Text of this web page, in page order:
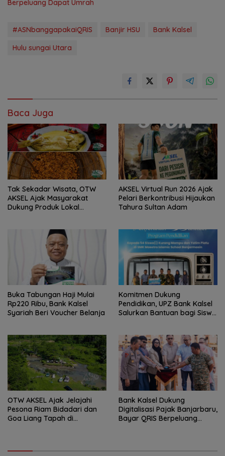
Berpeluang Dapat Umrah
#ASNbanggapakaiQRIS Banjir HSU
Bank Kalsel
Hulu sungai Utara
Baca Juga
Tak Sekadar Wisata, OTW
AKSEL Ajak Masyarakat
Dukung Produk Lokal
AKSEL Virtual Run 2026 Ajak
Pelari Berkontribusi Hijaukan
Tahura Sultan Adam
Buka Tabungan Haji Mulai
Rp220 Ribu, Bank Kalsel
Syariah Beri Voucher Belanja
Komitmen Dukung
Pendidikan, UPZ Bank Kalsel
Salurkan Bantuan bagi Siswa
OTW AKSEL Ajak Jelajahi
Pesona Riam Bidadari dan
Goa Liang Tapah di
Bank Kalsel Dukung
Digitalisasi Pajak Banjarbaru,
Bayar QRIS Berpeluang